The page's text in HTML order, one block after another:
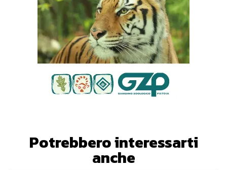
Potrebbero interessarti
anche